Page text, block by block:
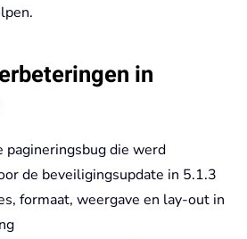
in
pagineringsbug die werd
de beveiligingsupdate in 5.1.3
formaat, weergave en lay-out in